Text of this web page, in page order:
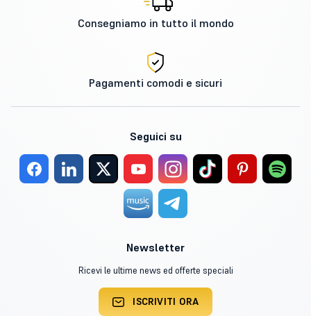
Consegniamo in tutto il mondo
Pagamenti comodi e sicuri
Seguici su
Newsletter
Ricevi le ultime news ed offerte speciali
ISCRIVITI ORA